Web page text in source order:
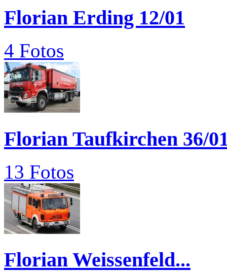
Florian Erding 12/01
4 Fotos
Florian Taufkirchen 36/
13 Fotos
Florian Weissenfeld...